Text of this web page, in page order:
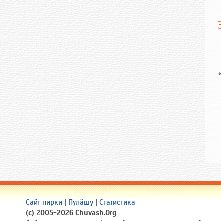
Сайт пирки | Пулӑшу | Статистика
(c) 2005-2026 Chuvash.Org